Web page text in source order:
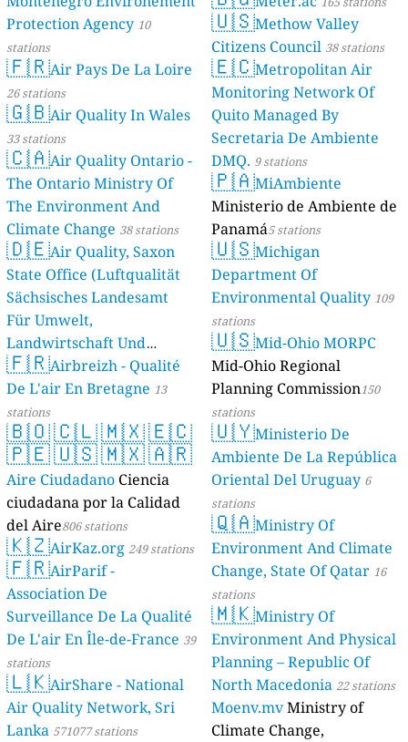
Protection Agency 10
stations
🇫🇷Air Pays De La Loire
26 stations
🇬🇧Air Quality In Wales
33 stations
🇨🇦Air Quality Ontario -
The Ontario Ministry Of
The Environment And
Climate Change 38 stations
🇩🇪Air Quality, Saxon
State Office (Luftqualität
Sächsisches Landesamt
Für Umwelt,
Landwirtschaft Und
Geologie) 50 stations
🇫🇷Airbreizh - Qualité
De L'air En Bretagne 13
stations
🇧🇴🇨🇱🇲🇽🇪🇨
🇵🇪🇺🇸🇲🇽🇦🇷
Aire Ciudadano Ciencia
ciudadana por la Calidad
del Aire806 stations
🇰🇿AirKaz.org 249 stations
🇫🇷AirParif -
Association De
Surveillance De La Qualité
De L'air En Île-de-France 39
stations
🇱🇰AirShare - National
Air Quality Network, Sri
Lanka 571077 stations
🇺🇸Methow Valley
Citizens Council 38 stations
🇪🇨Metropolitan Air
Monitoring Network Of
Quito Managed By
Secretaria De Ambiente
DMQ. 9 stations
🇵🇦MiAmbiente
Ministerio de Ambiente de
Panamá5 stations
🇺🇸Michigan
Department Of
Environmental Quality 109
stations
🇺🇸Mid-Ohio MORPC
Mid-Ohio Regional
Planning Commission150
stations
🇺🇾Ministerio De
Ambiente De La República
Oriental Del Uruguay 6
stations
🇶🇦Ministry Of
Environment And Climate
Change, State Of Qatar 16
stations
🇲🇰Ministry Of
Environment And Physical
Planning – Republic Of
North Macedonia 22 stations
Moenv.mvMinistry of
Climate Change,